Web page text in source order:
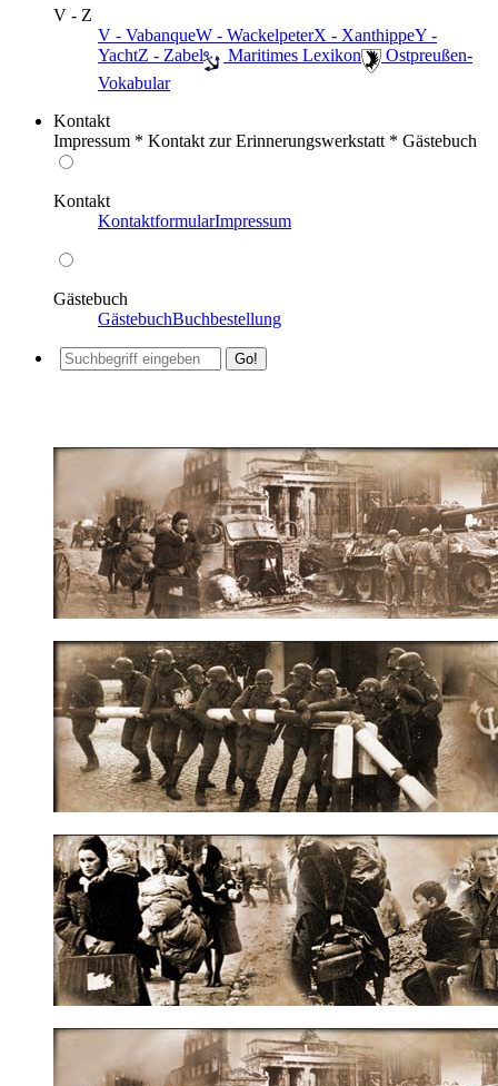
V - Z
V - VabanqueW - WackelpeterX - XanthippeY -
YachtZ - Zabel ️ Maritimes Lexikon
️ Ostpreußen-
Vokabular
Kontakt
Impressum * Kontakt zur Erinnerungswerkstatt * Gästebuch
Kontakt
KontaktformularImpressum
Gästebuch
GästebuchBuchbestellung